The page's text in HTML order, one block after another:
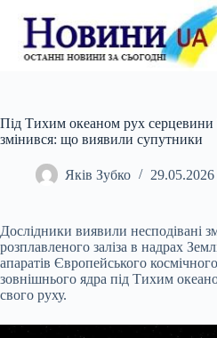
вмісту
Під Тихим океаном рух серцевини
змінився: що виявили супутники
Яків Зубко 29.05.2026
Дослідники виявили несподівані
розплавленого заліза в надрах
апаратів Європейського
зовнішнього ядра під Тихим
свого руху.